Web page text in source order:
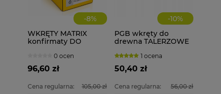
-8%
WKRĘTY MATRIX
konfirmaty DO
szt. 4x600 ocen
96,60 zł
Cena regularna: 105,00 zł
-10%
PGB wkręty do
drewna TALERZOWE
szt. + BIT1 ocena
50,40 zł
Cena regularna: 56,00 zł